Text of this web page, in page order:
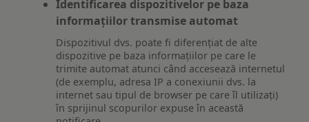
Identificarea dispozitivelor pe baza
informațiilor transmise automat
Dispozitivul dvs. poate fi diferențiat de alte
dispozitive pe baza informațiilor pe care le
trimite automat atunci când accesează internetul
(de exemplu, adresa IP a conexiunii dvs. la
internet sau tipul de browser pe care îl utilizați)
în sprijinul scopurilor expuse în această